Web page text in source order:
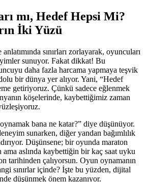
mı, Hedef Hepsi Mi?
İki Yüzü
sınırları zorlayarak, oyuncuları
sunuyor. Fakat dikkat! Bu
daha fazla harcama yapmaya teşvik
bir dünya yer alıyor. Yani, “Hedef
getiriyoruz. Çünkü sadece eğlenmek
köşelerinde, kaybettiğimiz zaman
bana ne katar?” diye düşünüyor.
sunarken, diğer yandan bağımlılık
Düşünsene; bir oyunda maraton
aslında kaybettiğin bir kaç saat uyku
tarihinden çalıyorsun. Oyun oynamanın
sınırlar içinde? İşte bu yüzden, dijital
düşünmek önem kazanıyor.